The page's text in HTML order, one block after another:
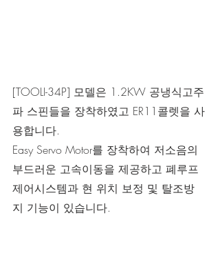
[TOOLI-34P] 모델은 1.2KW 공냉식고주
파 스핀들을 장착하였고 ER11콜렛을 사
용합니다.
Easy Servo Motor를 장착하여 저소음의
부드러운 고속이동을 제공하고 폐루프
제어시스템과 현 위치 보정 및 탈조방
지 기능이 있습니다.